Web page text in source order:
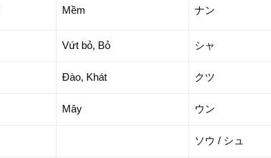
Mềm ナン
Vứt bỏ, Bỏ シャ
Đào, Khát クツ
Mây ウン
ソウ / シュ